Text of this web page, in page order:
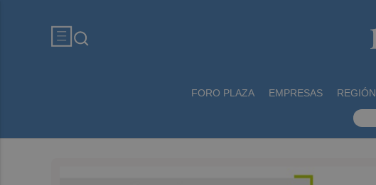
FORO PLAZA EMPRESAS REGIÓN